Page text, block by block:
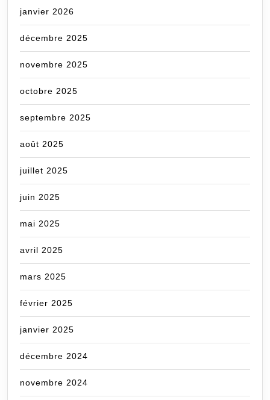
janvier 2026
décembre 2025
novembre 2025
octobre 2025
septembre 2025
août 2025
juillet 2025
juin 2025
mai 2025
avril 2025
mars 2025
février 2025
janvier 2025
décembre 2024
novembre 2024